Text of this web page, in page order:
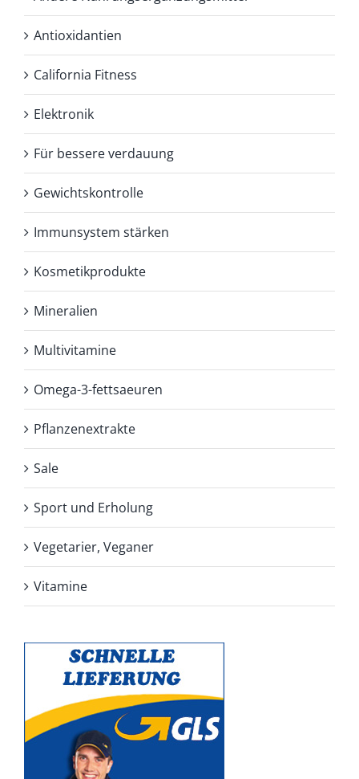
Antioxidantien
California Fitness
Elektronik
Für bessere verdauung
Gewichtskontrolle
Immunsystem stärken
Kosmetikprodukte
Mineralien
Multivitamine
Omega-3-fettsaeuren
Pflanzenextrakte
Sale
Sport und Erholung
Vegetarier, Veganer
Vitamine